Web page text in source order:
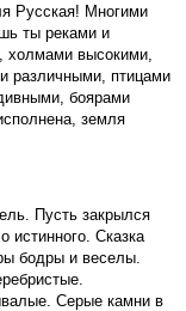
Русская! Многими
ты реками и
холмами высокими,
различными, птицами
боярами
земля
Пусть закрылся
истинного. Сказка
бодры и веселы.
Серые камни в